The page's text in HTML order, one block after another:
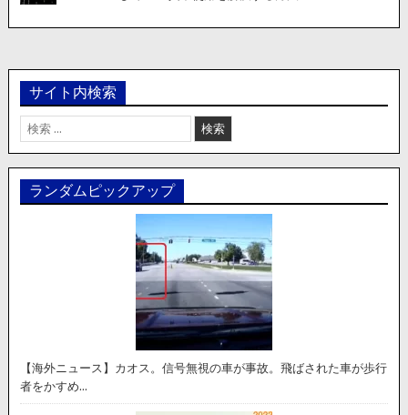
サイト内検索
検
索:
ランダムピックアップ
【海外ニュース】カオス。信号無視の車が事故。飛ばされた車が歩行
者をかすめ…